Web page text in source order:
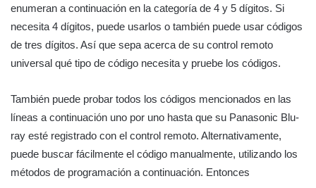
enumeran a continuación en la categoría de 4 y 5 dígitos. Si
necesita 4 dígitos, puede usarlos o también puede usar códigos
de tres dígitos. Así que sepa acerca de su control remoto
universal qué tipo de código necesita y pruebe los códigos.
También puede probar todos los códigos mencionados en las
líneas a continuación uno por uno hasta que su Panasonic Blu-
ray esté registrado con el control remoto. Alternativamente,
puede buscar fácilmente el código manualmente, utilizando los
métodos de programación a continuación. Entonces